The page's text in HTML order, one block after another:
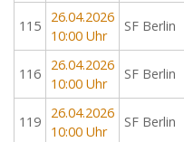
115
26.04.2026
10:00 Uhr
SF Berlin
116
26.04.2026
10:00 Uhr
SF Berlin
119
26.04.2026
10:00 Uhr
SF Berlin